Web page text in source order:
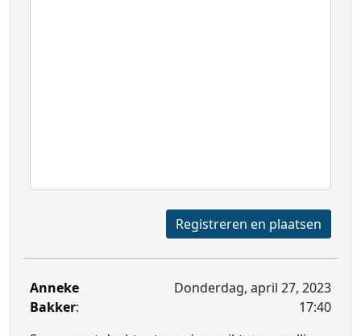
Registreren en plaatsen
Anneke
Bakker:
Donderdag, april 27, 2023
17:40